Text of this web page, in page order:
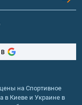
на Спортивное
в Киеве и Украине в